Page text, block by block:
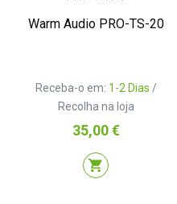
Warm Audio PRO-TS-20
Receba-o em: 1-2 Dias /
Recolha na loja
Preço
35,00 €
shopping_cart